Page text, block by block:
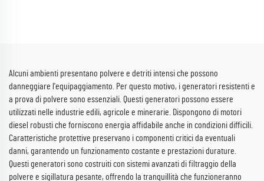
Alcuni ambienti presentano polvere e detriti intensi che possono
danneggiare l'equipaggiamento. Per questo motivo, i generatori resistenti e
a prova di polvere sono essenziali. Questi generatori possono essere
utilizzati nelle industrie edili, agricole e minerarie. Dispongono di motori
diesel robusti che forniscono energia affidabile anche in condizioni difficili.
Caratteristiche protettive preservano i componenti critici da eventuali
danni, garantendo un funzionamento costante e prestazioni durature.
Questi generatori sono costruiti con sistemi avanzati di filtraggio della
polvere e sigillatura pesante, offrendo la tranquillità che funzioneranno